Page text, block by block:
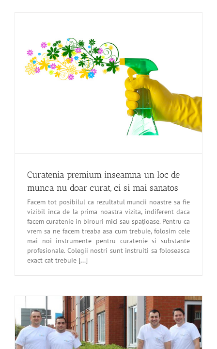
Curatenia premium inseamna un loc de
munca nu doar curat, ci si mai sanatos
Facem tot posibilul ca rezultatul muncii noastre sa fie
vizibil inca de la prima noastra vizita, indiferent daca
facem curatenie in birouri mici sau spațioase. Pentru ca
vrem sa ne facem treaba asa cum trebuie, folosim cele
mai noi instrumente pentru curatenie si substante
profesionale. Colegii nostri sunt instruiti sa foloseasca
exact cat trebuie [...]